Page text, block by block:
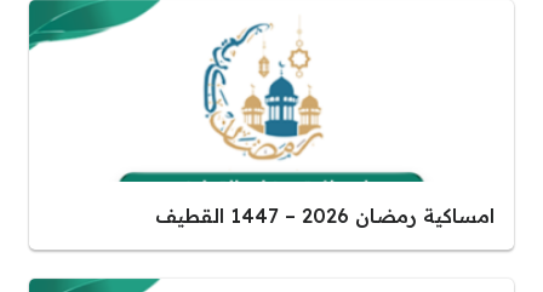
امساكية رمضان 2026 – 1447 القطيف